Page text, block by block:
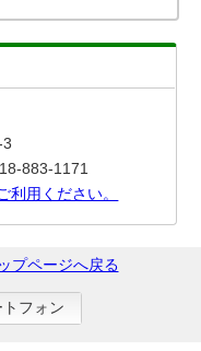
883-1171
利用ください。
プページへ戻る
トフォン